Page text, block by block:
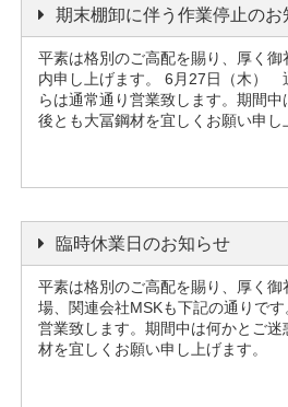
期末棚卸に伴う作業停止のお
平素は格別のご高配を賜り、厚く
内申し上げます。 6月27日（木）
らは通常通り営業致します。期間
後とも大冨鋼材を宜しくお願い申し
臨時休業日のお知らせ
平素は格別のご高配を賜り、厚く
場、関連会社MSKも下記の通りで
営業致します。期間中は何かとご
材を宜しくお願い申し上げます。